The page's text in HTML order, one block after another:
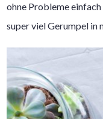
ohne Probleme einfach
super viel Gerumpel in